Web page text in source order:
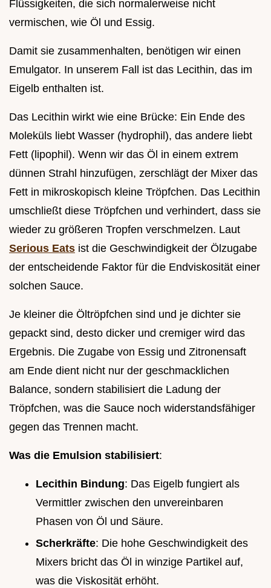
Flüssigkeiten, die sich normalerweise nicht
vermischen, wie Öl und Essig.
Damit sie zusammenhalten, benötigen wir einen
Emulgator. In unserem Fall ist das Lecithin, das im
Eigelb enthalten ist.
Das Lecithin wirkt wie eine Brücke: Ein Ende des
Moleküls liebt Wasser (hydrophil), das andere liebt
Fett (lipophil). Wenn wir das Öl in einem extrem
dünnen Strahl hinzufügen, zerschlägt der Mixer das
Fett in mikroskopisch kleine Tröpfchen. Das Lecithin
umschließt diese Tröpfchen und verhindert, dass sie
wieder zu größeren Tropfen verschmelzen. Laut
Serious Eats ist die Geschwindigkeit der Ölzugabe
der entscheidende Faktor für die Endviskosität einer
solchen Sauce.
Je kleiner die Öltröpfchen sind und je dichter sie
gepackt sind, desto dicker und cremiger wird das
Ergebnis. Die Zugabe von Essig und Zitronensaft
am Ende dient nicht nur der geschmacklichen
Balance, sondern stabilisiert die Ladung der
Tröpfchen, was die Sauce noch widerstandsfähiger
gegen das Trennen macht.
Was die Emulsion stabilisiert:
Lecithin Bindung: Das Eigelb fungiert als
Vermittler zwischen den unvereinbaren
Phasen von Öl und Säure.
Scherkräfte: Die hohe Geschwindigkeit des
Mixers bricht das Öl in winzige Partikel auf,
was die Viskosität erhöht.